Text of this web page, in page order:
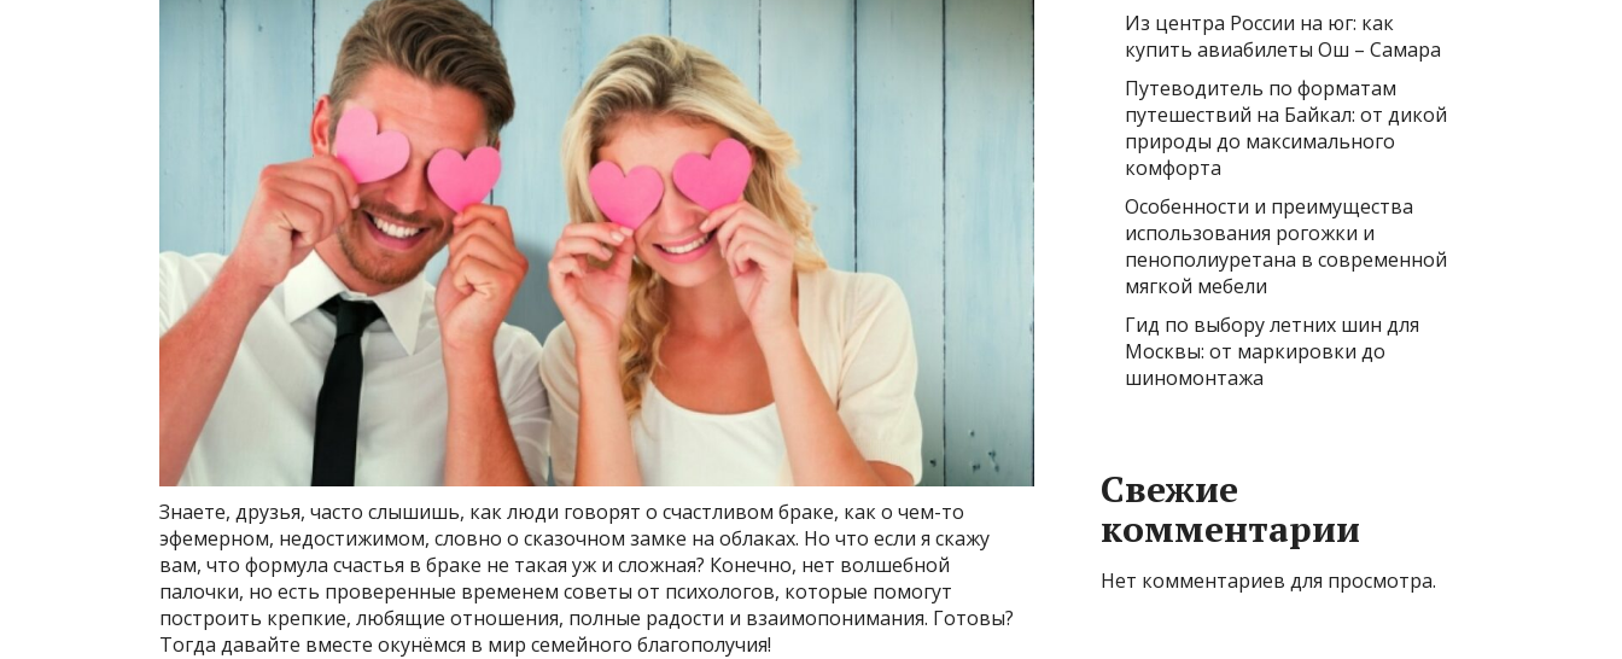
Знаете, друзья, часто слышишь, как люди говорят о счастливом браке, как о чем-то
эфемерном, недостижимом, словно о сказочном замке на облаках. Но что если я скажу
вам, что формула счастья в браке не такая уж и сложная? Конечно, нет волшебной
палочки, но есть проверенные временем советы от психологов, которые помогут
построить крепкие, любящие отношения, полные радости и взаимопонимания. Готовы?
Тогда давайте вместе окунёмся в мир семейного благополучия!
Из центра России на юг: как
купить авиабилеты Ош – Самара
Путеводитель по форматам
путешествий на Байкал: от дикой
природы до максимального
комфорта
Особенности и преимущества
использования рогожки и
пенополиуретана в современной
мягкой мебели
Гид по выбору летних шин для
Москвы: от маркировки до
шиномонтажа
Свежие
комментарии
Нет комментариев для просмотра.